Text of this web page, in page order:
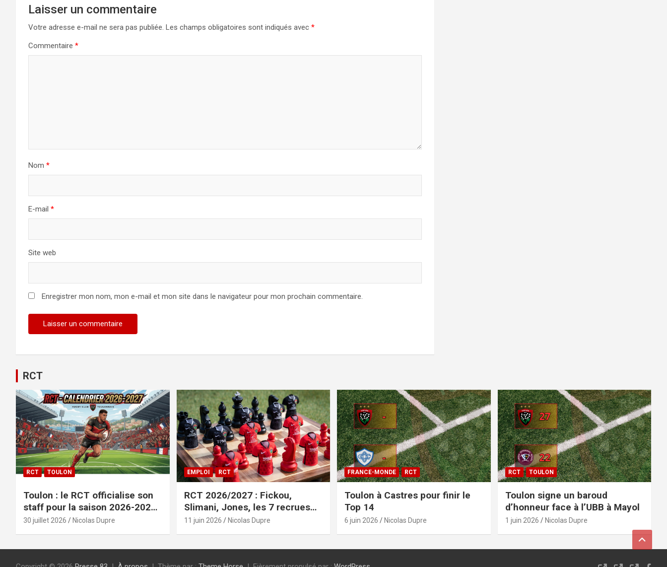
Laisser un commentaire
Votre adresse e-mail ne sera pas publiée. Les champs obligatoires sont indiqués avec *
Commentaire *
Nom *
E-mail *
Site web
Enregistrer mon nom, mon e-mail et mon site dans le navigateur pour mon prochain commentaire.
RCT
RCT TOULON
Toulon : le RCT officialise son
staff pour la saison 2026-2027+
le calendrier
30 juillet 2026 Nicolas Dupre
EMPLOI RCT
RCT 2026/2027 : Fickou,
Slimani, Jones, les 7 recrues
officialisées
11 juin 2026 Nicolas Dupre
FRANCE-MONDE RCT
Toulon à Castres pour finir le
Top 14
6 juin 2026 Nicolas Dupre
RCT TOULON
Toulon signe un baroud
d’honneur face à l’UBB à Mayol
1 juin 2026 Nicolas Dupre